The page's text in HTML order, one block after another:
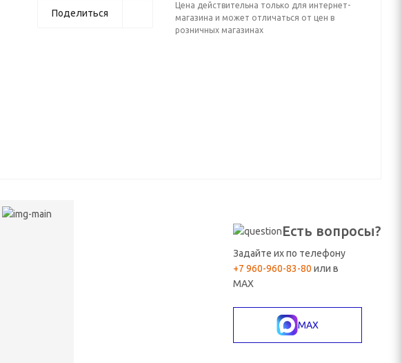
Поделиться
Цена действительна только для интернет-
магазина и может отличаться от цен в
розничных магазинах
Есть вопросы?
Задайте их по телефону
+7 960-960-83-80 или в
MAX
MAX